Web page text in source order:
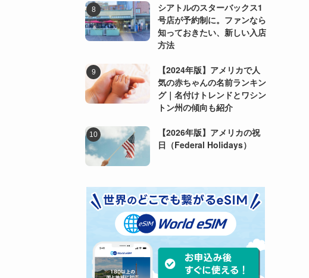
シアトルのスターバックス1
号店が予約制に。ファンなら
知っておきたい、新しい入店
方法
【2024年版】アメリカで人
気の赤ちゃんの名前ランキン
グ｜名付けトレンドとワシン
トン州の傾向も紹介
【2026年版】アメリカの祝
日（Federal Holidays）